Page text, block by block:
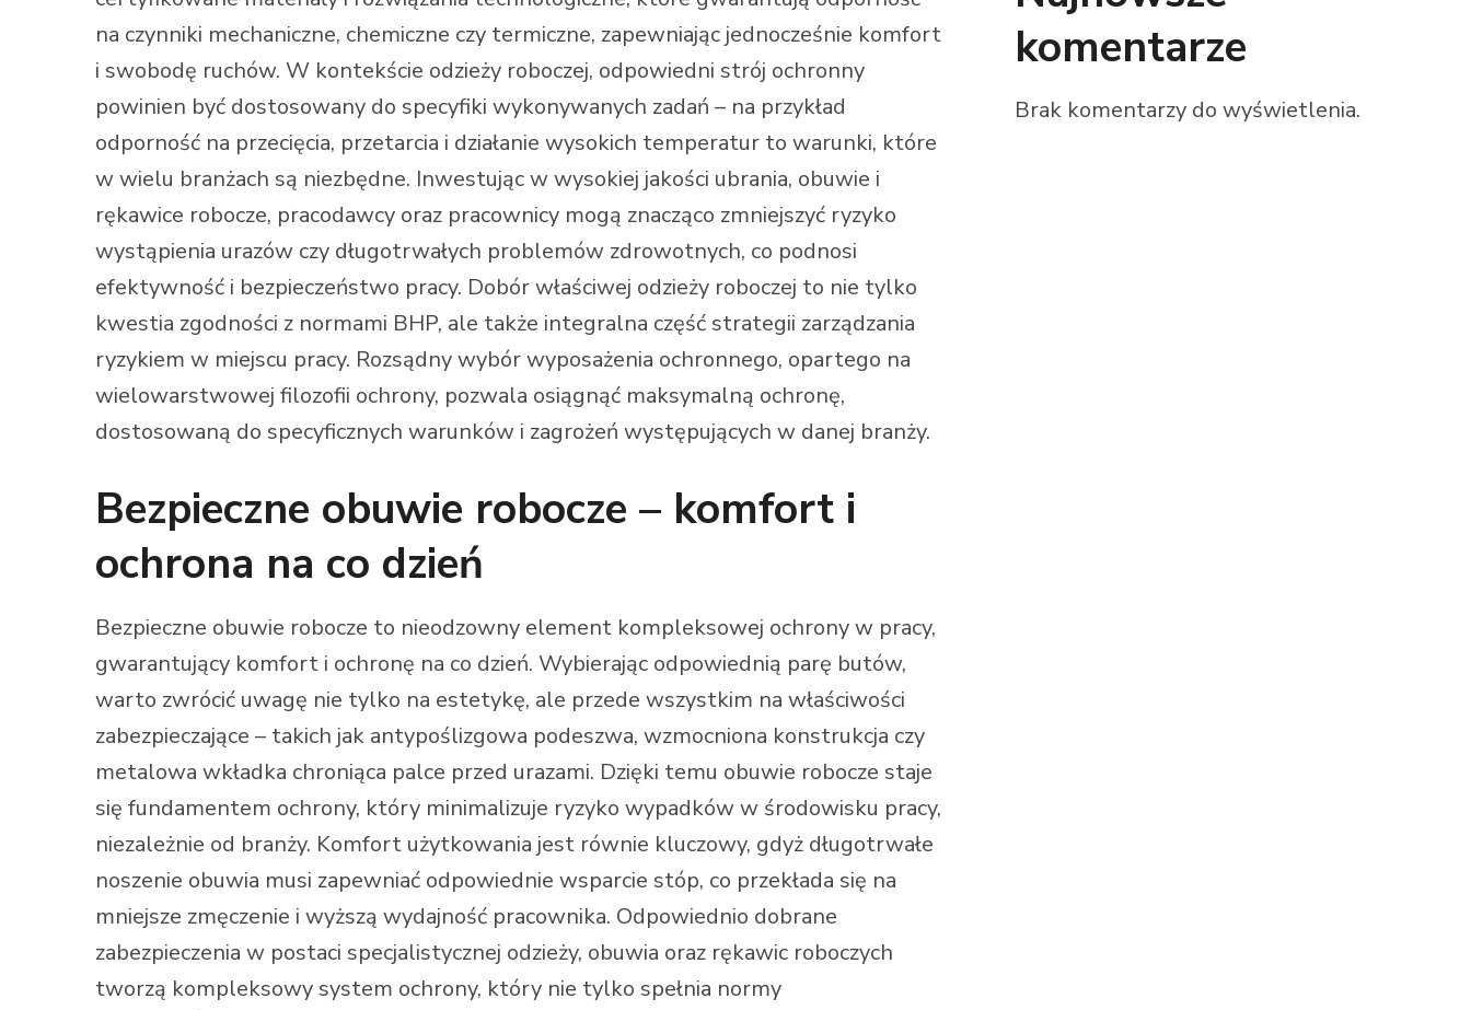
na czynniki mechaniczne, chemiczne czy termiczne, zapewniając jednocześnie komfort
i swobodę ruchów. W kontekście odzieży roboczej, odpowiedni strój ochronny
powinien być dostosowany do specyfiki wykonywanych zadań – na przykład
odporność na przecięcia, przetarcia i działanie wysokich temperatur to warunki, które
w wielu branżach są niezbędne. Inwestując w wysokiej jakości ubrania, obuwie i
rękawice robocze, pracodawcy oraz pracownicy mogą znacząco zmniejszyć ryzyko
wystąpienia urazów czy długotrwałych problemów zdrowotnych, co podnosi
efektywność i bezpieczeństwo pracy. Dobór właściwej odzieży roboczej to nie tylko
kwestia zgodności z normami BHP, ale także integralna część strategii zarządzania
ryzykiem w miejscu pracy. Rozsądny wybór wyposażenia ochronnego, opartego na
wielowarstwowej filozofii ochrony, pozwala osiągnąć maksymalną ochronę,
dostosowaną do specyficznych warunków i zagrożeń występujących w danej branży.
Bezpieczne obuwie robocze – komfort i
ochrona na co dzień
Bezpieczne obuwie robocze to nieodzowny element kompleksowej ochrony w pracy,
gwarantujący komfort i ochronę na co dzień. Wybierając odpowiednią parę butów,
warto zwrócić uwagę nie tylko na estetykę, ale przede wszystkim na właściwości
zabezpieczające – takich jak antypoślizgowa podeszwa, wzmocniona konstrukcja czy
metalowa wkładka chroniąca palce przed urazami. Dzięki temu obuwie robocze staje
się fundamentem ochrony, który minimalizuje ryzyko wypadków w środowisku pracy,
niezależnie od branży. Komfort użytkowania jest równie kluczowy, gdyż długotrwałe
noszenie obuwia musi zapewniać odpowiednie wsparcie stóp, co przekłada się na
mniejsze zmęczenie i wyższą wydajność pracownika. Odpowiednio dobrane
zabezpieczenia w postaci specjalistycznej odzieży, obuwia oraz rękawic roboczych
tworzą kompleksowy system ochrony, który nie tylko spełnia normy
komentarze
Brak komentarzy do wyświetlenia.